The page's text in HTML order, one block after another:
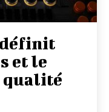
et le
qualité